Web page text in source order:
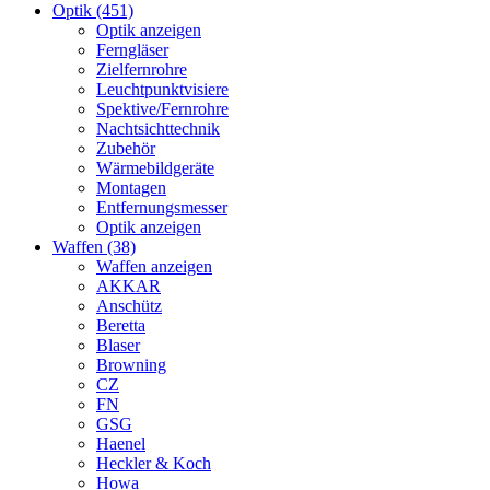
Optik (451)
Optik anzeigen
Ferngläser
Zielfernrohre
Leuchtpunktvisiere
Spektive/Fernrohre
Nachtsichttechnik
Zubehör
Wärmebildgeräte
Montagen
Entfernungsmesser
Optik anzeigen
Waffen (38)
Waffen anzeigen
AKKAR
Anschütz
Beretta
Blaser
Browning
CZ
FN
GSG
Haenel
Heckler & Koch
Howa